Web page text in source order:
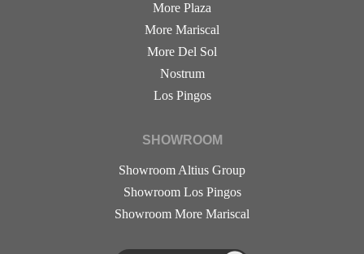
More Plaza
More Mariscal
More Del Sol
Nostrum
Los Pingos
SHOWROOM
Showroom Altius Group
Showroom Los Pingos
Showroom More Mariscal